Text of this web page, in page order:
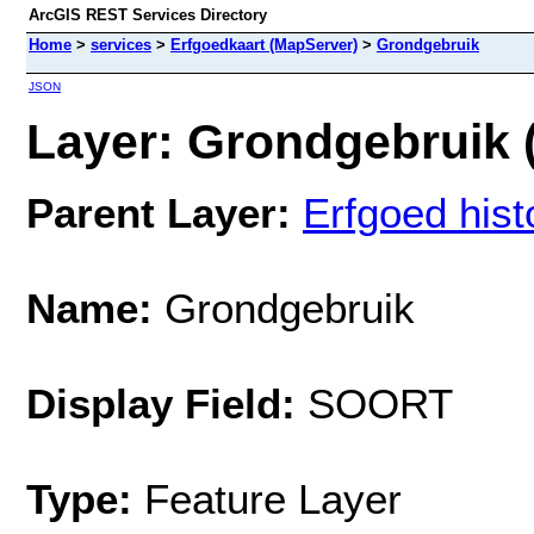
ArcGIS REST Services Directory
Home > services > Erfgoedkaart (MapServer) > Grondgebruik
JSON
Layer: Grondgebruik
Parent Layer: Erfgoed
Name: Grondgebruik
Display Field: SOORT
Type: Feature Layer